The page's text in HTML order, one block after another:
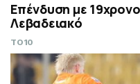
Επένδυση με
Λεβαδειακό
TO10